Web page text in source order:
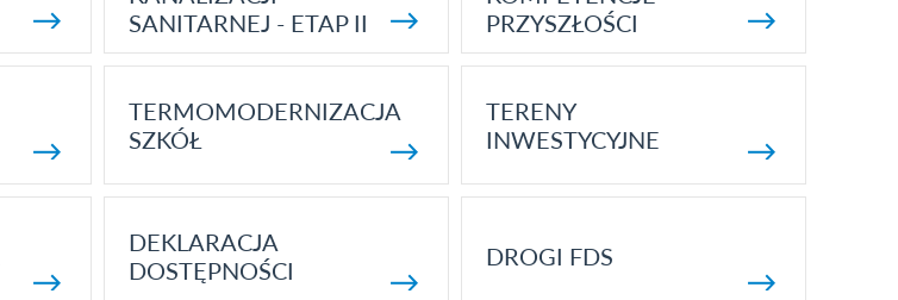
SANITARNEJ - ETAP II
PRZYSZŁOŚCI
TERMOMODERNIZACJA
SZKÓŁ
TERENY
INWESTYCYJNE
DEKLARACJA
DOSTĘPNOŚCI
DROGI FDS